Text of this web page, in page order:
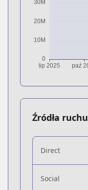
Źródła ruchu
Direct
Social